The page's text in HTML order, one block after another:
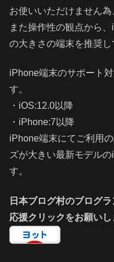
お使いいただけません為
また操作性の観点から
の大きさの端末を推奨し
iPhone端末のサポート
す。
・iOS:12.0以降
・iPhone:7以降
iPhone端末にてご利用
ズが大きい最新モデル
す。
日本ブログ村のブログ
応援クリックをお願いし